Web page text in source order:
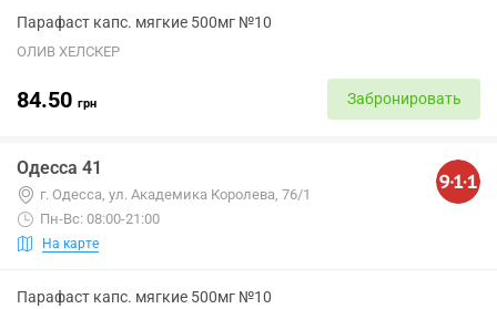
Парафаст капс. мягкие 500мг №10
ОЛИВ ХЕЛСКЕР
84.50 грн Забронировать
Одесса 41
г. Одесса, ул. Академика Королева, 76/1
Пн-Вс: 08:00-21:00
На карте
Парафаст капс. мягкие 500мг №10